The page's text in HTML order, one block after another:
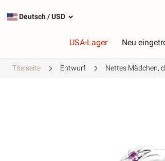
Deutsch/USD
USA-Lager Neu
Titelseite Entwurf Nettes Mädchen,